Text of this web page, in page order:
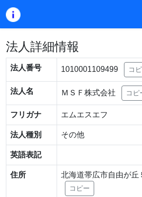
法人詳細情報
法人番号 1010001109499 コ
法人名 ＭＳＦ株式会社 コピ
フリガナ エムエスエフ
法人種別 その他
英語表記
住所 北海道帯広市自由が丘
コピー